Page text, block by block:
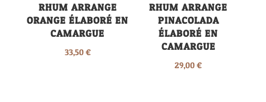
RHUM ARRANGE
ORANGE ÉLABORÉ EN
CAMARGUE
33,50€
RHUM ARRANGE
PINACOLADA
ÉLABORÉ EN
CAMARGUE
29,00€